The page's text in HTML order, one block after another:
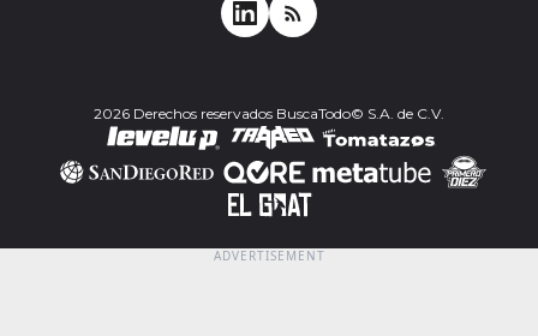
2026 Derechos reservados BuscaTodo© S.A. de C.V.